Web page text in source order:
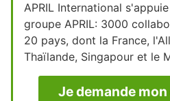
APRIL International
groupe APRIL: 3000
20 pays, dont la France,
Thaïlande, Singapour et le
Je demande